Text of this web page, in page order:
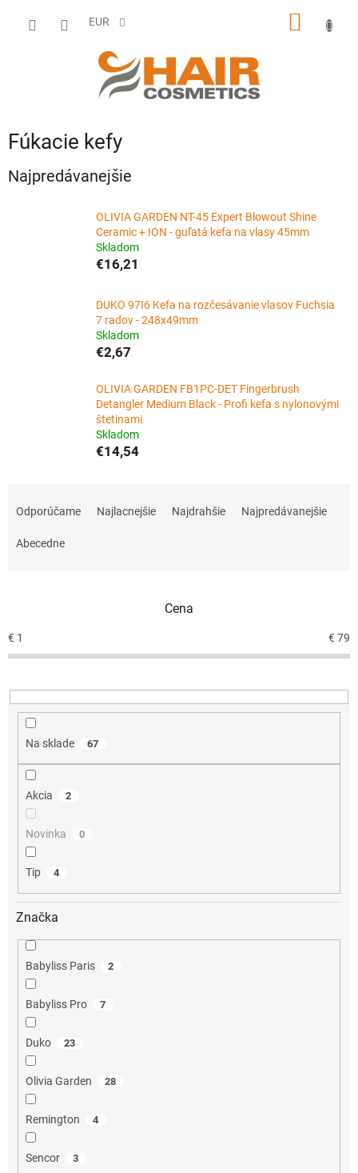
EUR
Fúkacie kefy
Najpredávanejšie
OLIVIA GARDEN NT-45 Expert Blowout Shine
Ceramic + ION - guľatá kefa na vlasy 45mm
Skladom
€16,21
DUKO 97I6 Kefa na rozčesávanie vlasov Fuchsia
7 radov - 248x49mm
Skladom
€2,67
OLIVIA GARDEN FB1PC-DET Fingerbrush
Detangler Medium Black - Profi kefa s nylonovými
štetinami
Skladom
€14,54
r
o
u
k
Odporúčame Najlacnejšie Najdrahšie Najpredávanejšie
Abecedne
Cena
€ 1 € 79
Na sklade 67
Akcia 2
Novinka 0
Tip 4
Značka
Babyliss Paris 2
Babyliss Pro 7
Duko 23
Olivia Garden 28
Remington 4
Sencor 3